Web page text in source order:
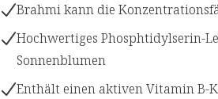
Brahmi kann die
Hochwertiges Phosphtidylserin-
Sonnenblumen
Enthält einen aktiven Vitamin B-